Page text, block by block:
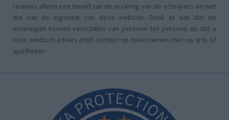
reviews alleen een beeld van de ervaring van de schrijvers en niet
die van de eigenaar van deze website. Denk er aan dat de
ervaringen kunnen verschillen van persoon tot persoon en dat u
voor medisch advies altijd contact op moet nemen met uw arts of
apotheker.